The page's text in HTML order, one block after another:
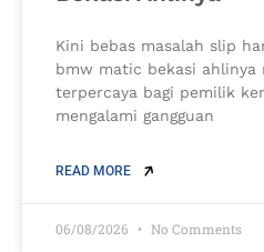
Kini bebas masalah slip
bmw matic bekasi ahlinya
terpercaya bagi pemilik
mengalami gangguan
READ MORE
06/08/2026 No Comments